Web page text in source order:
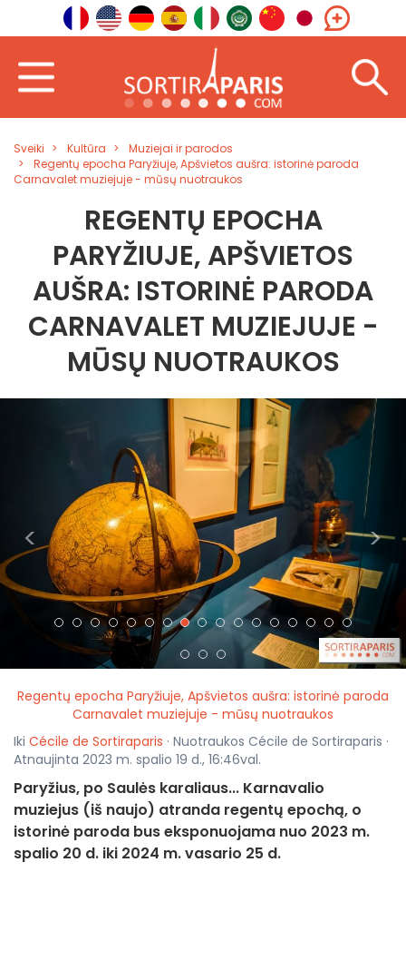
Sveiki Kultūra
Muziejai ir parodos
Regentų epocha Paryžiuje, Apšvietos aušra: istorinė paroda
Carnavalet muziejuje - mūsų nuotraukos
REGENTŲ EPOCHA
PARYŽIUJE, APŠVIETOS
AUŠRA: ISTORINĖ PARODA
CARNAVALET MUZIEJUJE -
MŪSŲ NUOTRAUKOS
< >
Regentų epocha Paryžiuje, Apšvietos aušra: istorinė paroda
Carnavalet muziejuje - mūsų nuotraukos
Iki Cécile de Sortiraparis · Nuotraukos Cécile de Sortiraparis ·
Atnaujinta 2023 m. spalio 19 d., 16:46val.
Paryžius, po Saulės karaliaus... Karnavalio
muziejus (iš naujo) atranda regentų epochą, o
istorinė paroda bus eksponuojama nuo 2023 m.
spalio 20 d. iki 2024 m. vasario 25 d.